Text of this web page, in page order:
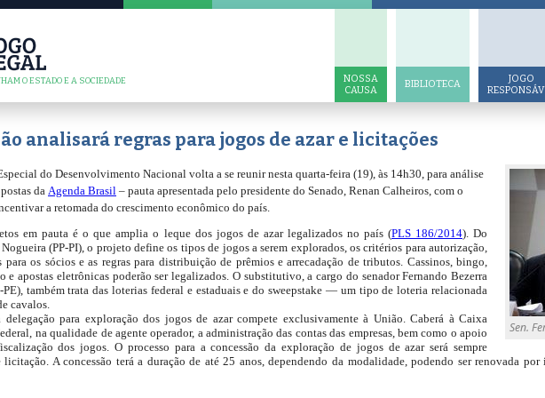
JOGO
BIBLIOTECA
NOSSA
CAUSA
O ESTADO E A SOCIEDADE
analisará regras para jogos de azar e licitações
Sen.
do Desenvolvimento Nacional volta a se reunir nesta quarta-feira (19), às 14h30, para análise
da Agenda Brasil – pauta apresentada pelo presidente do Senado, Renan Calheiros, com o
a retomada do crescimento econômico do país.
em pauta é o que amplia o leque dos jogos de azar legalizados no país (PLS 186/2014). Do
(PP-PI), o projeto define os tipos de jogos a serem explorados, os critérios para autorização,
para os sócios e as regras para distribuição de prêmios e arrecadação de tributos. Cassinos, bingo,
e apostas eletrônicas poderão ser legalizados. O substitutivo, a cargo do senador Fernando Bezerra
PE), também trata das loterias federal e estaduais e do sweepstake — um tipo de loteria relacionada
cavalos.
para exploração dos jogos de azar compete exclusivamente à União. Caberá à Caixa
na qualidade de agente operador, a administração das contas das empresas, bem como o apoio
dos jogos. O processo para a concessão da exploração de jogos de azar será sempre
licitação. A concessão terá a duração de até 25 anos, dependendo da modalidade, podendo ser renovada